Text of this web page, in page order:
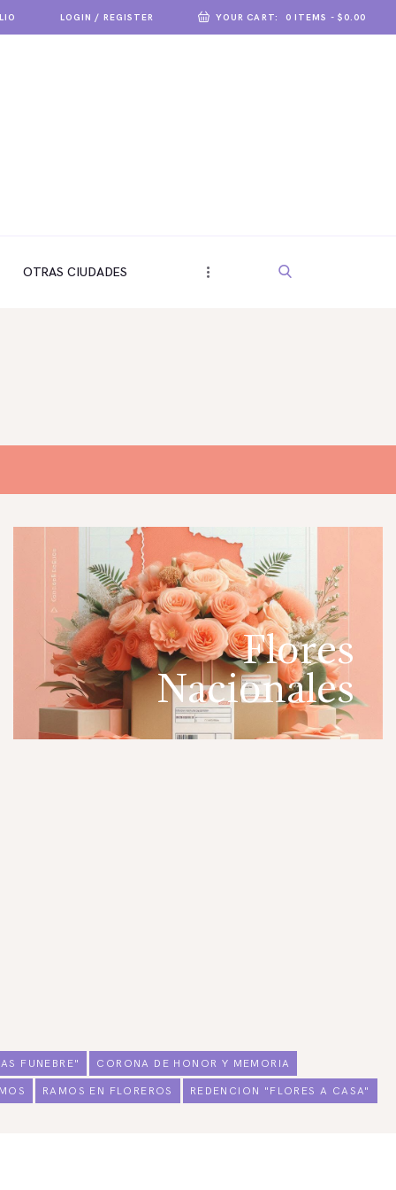
LOGIN / REGISTER YOUR CART: 0 ITEMS - $0.00
OTRAS CIUDADES
Flores
Nacionales
FUNEBRE" CORONA DE HONOR Y MEMORIA
RAMOS EN FLOREROS REDENCION "FLORES A CASA"